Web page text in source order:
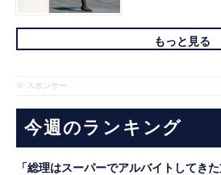
もっと見る
※ スポンサー
今週のランキング
「総理はスーパーでアルバイトして